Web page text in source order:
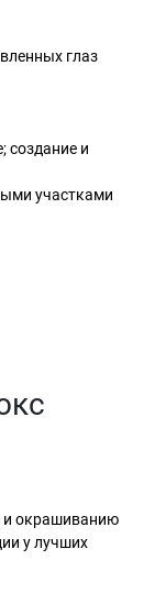
глаз
создание и
участками
и окрашиванию
у лучших